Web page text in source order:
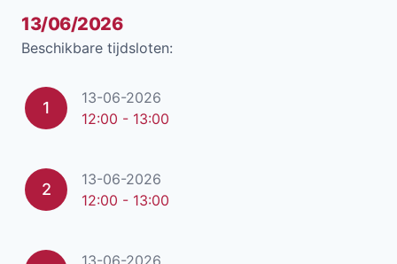
13/06/2026
Beschikbare tijdsloten:
1
13-06-2026
12:00 - 13:00
2
13-06-2026
12:00 - 13:00
13-06-2026